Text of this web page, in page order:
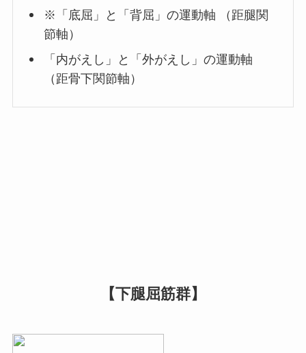
※「底屈」と「背屈」の運動軸 （距腿関
節軸）
「内がえし」と「外がえし」の運動軸
（距骨下関節軸）
【下腿屈筋群】